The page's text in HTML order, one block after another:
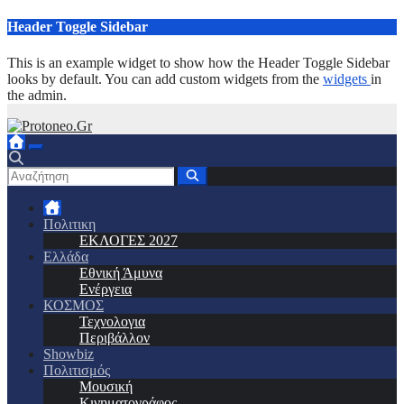
Μετάβαση
περιεχόμενο
Header Toggle Sidebar
This is an example widget to show how the Header Toggle Sidebar
looks by default. You can add custom widgets from the widgets in
the admin.
Πολιτικη
ΕΚΛΟΓΕΣ 2027
Ελλάδα
Εθνική Άμυνα
Ενέργεια
ΚΟΣΜΟΣ
Τεχνολογια
Περιβάλλον
Showbiz
Πολιτισμός
Μουσική